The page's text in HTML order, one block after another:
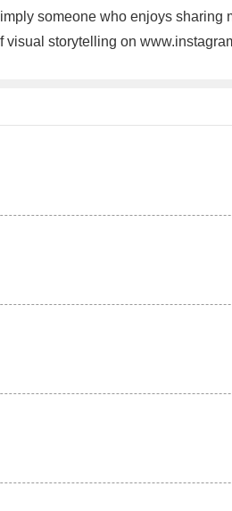
someone who enjoys sharing
visual storytelling on